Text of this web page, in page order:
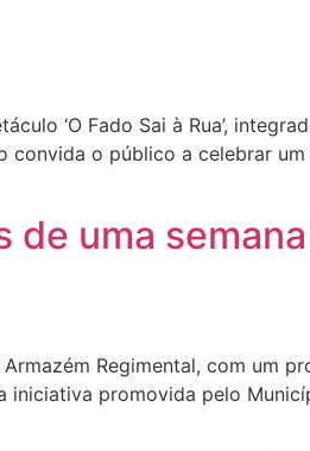
‘O Fado Sai à Rua’,
o público a celebrar
de uma
Regimental, com um
promovida pelo